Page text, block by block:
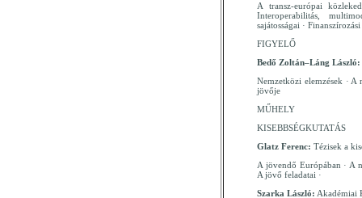
A transz-európai
Interoperabilitás,
sajátosságai ·
FIGYELŐ
Bedő Zoltán–Láng László:
Nemzetközi elemzések ·
jövője
MŰHELY
KISEBBSÉGKUTATÁS
Glatz Ferenc: Tézisek a
A jövendő Európában · A
A jövő feladatai ·
Szarka László: Akadémiai